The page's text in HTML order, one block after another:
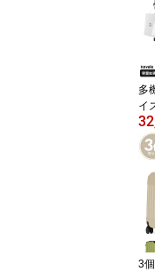
多
イ
ロ
機
個
a
電
3